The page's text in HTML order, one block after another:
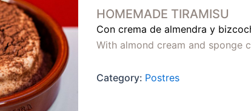
HOMEMADE TIRAMISU
Con crema de almendra y
With almond cream and sponge
Category: Postres